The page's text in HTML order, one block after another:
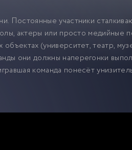
Постоянные участники
актеры или просто медийные
(университет, театр,
они должны наперегонки
команда понесёт